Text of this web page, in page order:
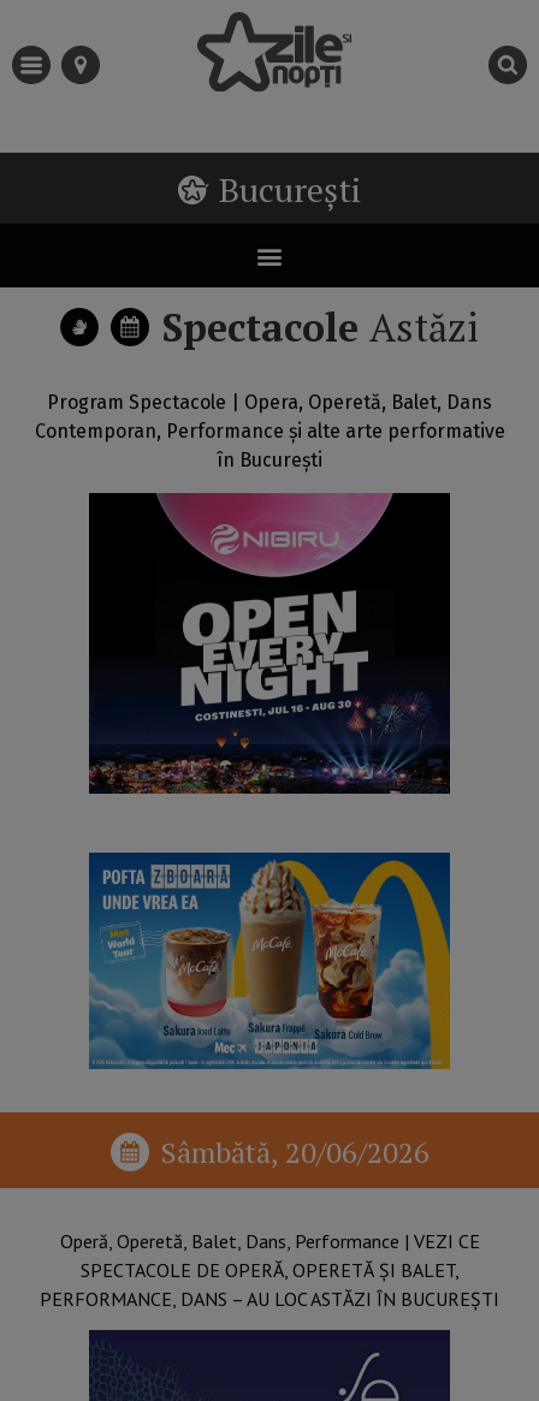
București
SpectacoleAstăzi
Program Spectacole | Opera, Operetă, Balet, Dans
Contemporan, Performance și alte arte performative
în București
Sâmbătă, 20/06/2026
Operă, Operetă, Balet, Dans, Performance​ | VEZI CE
SPECTACOLE DE OPERĂ, OPERETĂ ȘI BALET,
PERFORMANCE, DANS – AU LOC ASTĂZI ÎN BUCUREȘTI​